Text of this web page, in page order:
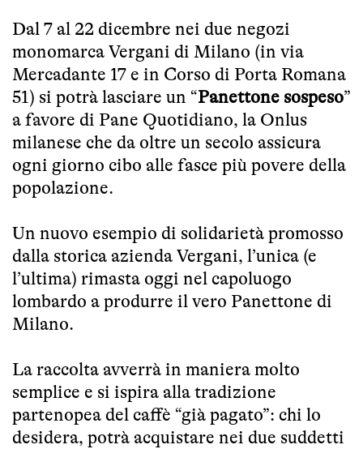
Dal 7 al 22 dicembre nei due negozi
monomarca Vergani di Milano (in via
Mercadante 17 e in Corso di Porta Romana
51) si potrà lasciare un “Panettone sospeso”
a favore di Pane Quotidiano, la Onlus
milanese che da oltre un secolo assicura
ogni giorno cibo alle fasce più povere della
popolazione.
Un nuovo esempio di solidarietà promosso
dalla storica azienda Vergani, l’unica (e
l’ultima) rimasta oggi nel capoluogo
lombardo a produrre il vero Panettone di
Milano.
La raccolta avverrà in maniera molto
semplice e si ispira alla tradizione
partenopea del caffè “già pagato”: chi lo
desidera, potrà acquistare nei due suddetti